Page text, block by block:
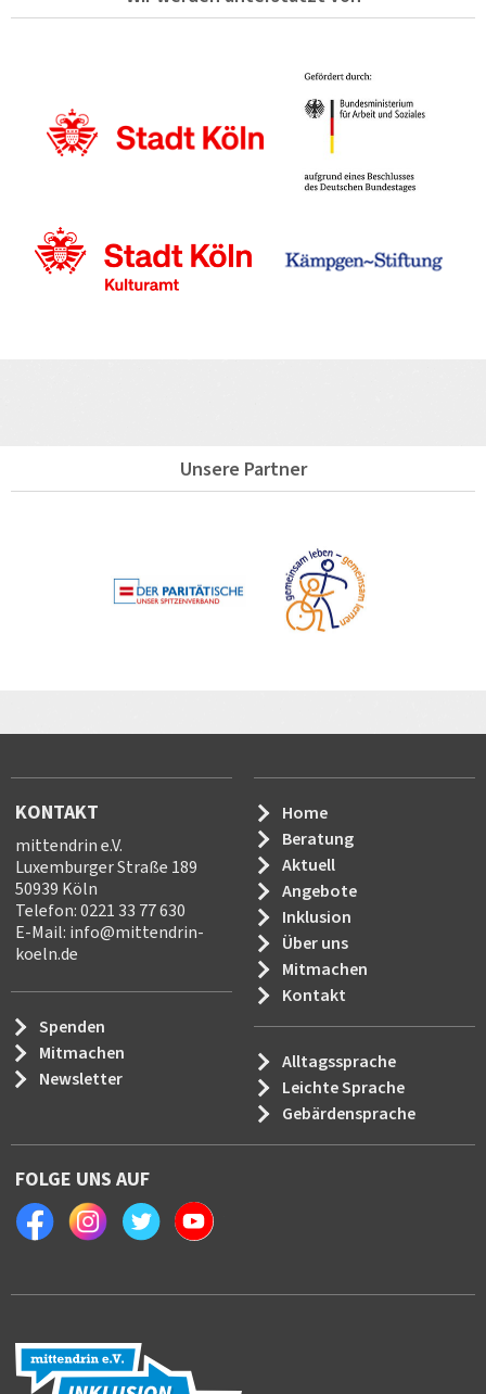
Unsere Partner
KONTAKT
mittendrin e.V.
Luxemburger Straße 189
50939 Köln
Telefon: 0221 33 77 630
E-Mail: info@mittendrin-
koeln.de
Spenden
Mitmachen
Newsletter
Home
Beratung
Aktuell
Angebote
Inklusion
Über uns
Mitmachen
Kontakt
Alltagssprache
Leichte Sprache
Gebärdensprache
FOLGE UNS AUF
FacebookInstagramTwitter